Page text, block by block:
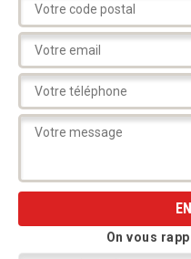
On vous